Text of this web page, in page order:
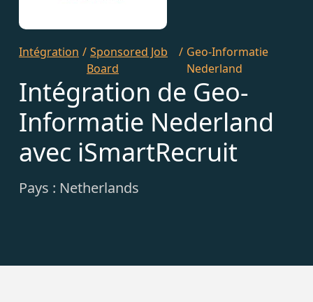
Intégration / Sponsored Job
Board
/ Geo-Informatie
Nederland
Intégration de Geo-
Informatie Nederland
avec iSmartRecruit
Pays : Netherlands